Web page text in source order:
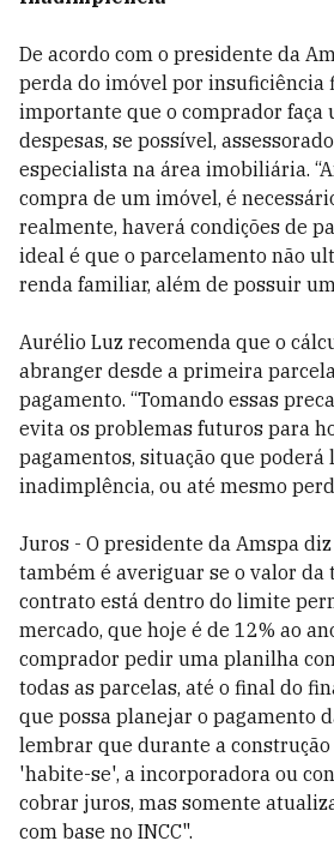
De acordo com o presidente da
perda do imóvel por insuficiência
importante que o comprador faça
despesas, se possível,
especialista na área imobiliária.
compra de um imóvel, é
realmente, haverá condições de
ideal é que o parcelamento não
renda familiar, além de possuir
Aurélio Luz recomenda que o
abranger desde a primeira
pagamento. “Tomando essas
evita os problemas futuros para
pagamentos, situação que poderá
inadimplência, ou até mesmo
Juros - O presidente da Amspa
também é averiguar se o valor da
contrato está dentro do limite
mercado, que hoje é de 12% ao
comprador pedir uma planilha
todas as parcelas, até o final do
que possa planejar o pagamento
lembrar que durante a
'habite-se', a incorporadora ou
cobrar juros, mas somente
com base no INCC".